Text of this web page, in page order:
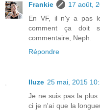
Frankie
17 août,
En VF, il n'y a pas
comment ça doit
commentaire, Neph.
Répondre
Iluze 25 mai, 2015
Je ne suis pas la plus
ci je n'ai que la